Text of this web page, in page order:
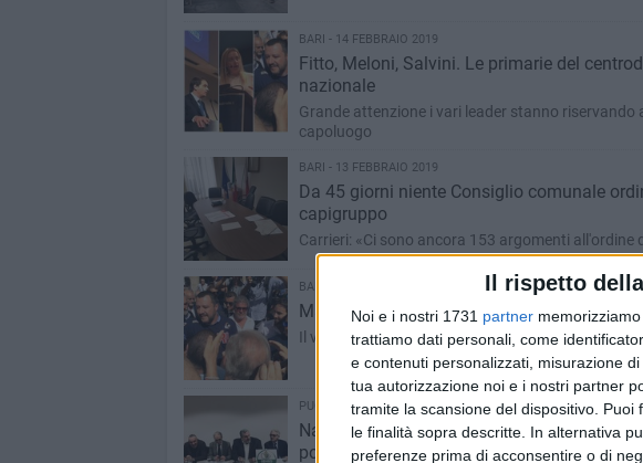
Il rispetto
Noi e i nostri 1731 partner
trattiamo dati personali, come
e contenuti personalizzati, misurazione
tua autorizzazione noi e i nostri partner
tramite la scansione del dispositivo.
le finalità sopra descritte. In alternativa
preferenze prima di acconsentire o di
BARI - 14 FEBBRAIO 2019
Fitto, Meloni, Salvini. Le primarie del
nazionale
Grande attenzione i vari leader stanno
capoluogo
BARI - 13 FEBBRAIO 2019
Da 45 giorni niente Consiglio comunale
capigruppo
Carrieri: «Ci sono ancora 153 argomenti all'ordine
BARI - 13 FEBBRAIO 2019
Matteo Salvini torna a Bari. Il 19 febbraio in
Il vicepremier sarà nel capoluogo per sostenere
PUGLIA - 12 FEBBRAIO 2019
Nasce "Senso civico per la Puglia", Zinni:
politiche di Salvini»